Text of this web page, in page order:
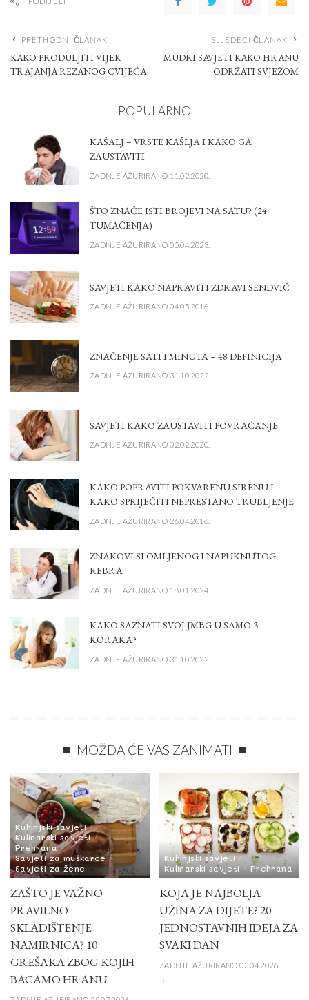
PRETHODNI ČLANAK
KAKO PRODULJITI VIJEK
TRAJANJA REZANOG CVIJEĆA
SLJEDEĆI ČLANAK
MUDRI SAVJETI KAKO HRANU
ODRŽATI SVJEŽOM
POPULARNO
KAŠALJ – VRSTE KAŠLJA I KAKO GA
ZAUSTAVITI
ZADNJE AŽURIRANO 11.02.2020.
ŠTO ZNAČE ISTI BROJEVI NA SATU? (24
TUMAČENJA)
ZADNJE AŽURIRANO 05.04.2023.
SAVJETI KAKO NAPRAVITI ZDRAVI SENDVIČ
ZADNJE AŽURIRANO 04.05.2016.
ZNAČENJE SATI I MINUTA – 48 DEFINICIJA
ZADNJE AŽURIRANO 31.10.2022.
SAVJETI KAKO ZAUSTAVITI POVRAĆANJE
ZADNJE AŽURIRANO 02.02.2020.
KAKO POPRAVITI POKVARENU SIRENU I
KAKO SPRIJEČITI NEPRESTANO TRUBLJENJE
ZADNJE AŽURIRANO 26.04.2016.
ZNAKOVI SLOMLJENOG I NAPUKNUTOG
REBRA
ZADNJE AŽURIRANO 18.01.2024.
KAKO SAZNATI SVOJ JMBG U SAMO 3
KORAKA?
ZADNJE AŽURIRANO 31.10.2022.
MOŽDA ĆE VAS ZANIMATI
Kuhinjski savjeti
Kulinarski savjeti
Prehrana
Savjeti za muškarce
Savjeti za žene
ZAŠTO JE VAŽNO
PRAVILNO
SKLADIŠTENJE
NAMIRNICA? 10
GREŠAKA ZBOG KOJIH
BACAMO HRANU
Kuhinjski savjeti
Kulinarski savjeti
Prehrana
KOJA JE NAJBOLJA
UŽINA ZA DIJETE? 20
JEDNOSTAVNIH IDEJA ZA
SVAKI DAN
ZADNJE AŽURIRANO 03.04.2026.